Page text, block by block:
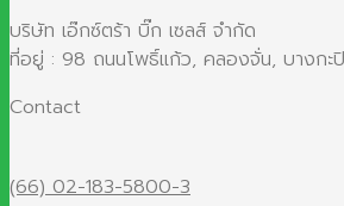
บริษัท เอ๊กซ์ตร้า บิ๊ก เซลส์ จำกัด
ที่อยู่ : 98 ถนนโพธิ์แก้ว, คลองจั่น, บางกะ
Contact
(66) 02-183-5800-3